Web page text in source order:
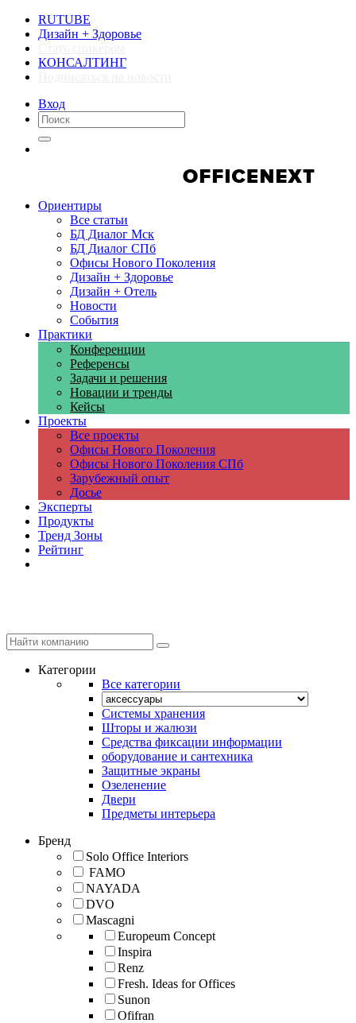
RUTUBE
Дизайн + Здоровье
КОНСАЛТИНГ
Вход
Ориентиры
Все статьи
БД Диалог Мск
БД Диалог СПб
Офисы Нового Поколения
Дизайн + Здоровье
Дизайн + Отель
Новости
События
Практики
Конференции
Референсы
Задачи и решения
Новации и тренды
Кейсы
Проекты
Все проекты
Офисы Нового Поколения
Офисы Нового Поколения СПб
Зарубежный опыт
Досье
Эксперты
Продукты
Тренд Зоны
Рейтинг
Категории
Все категории
Cистемы хранения
Шторы и жалюзи
Средства фиксации информации
оборудование и сантехника
Защитные экраны
Озеленение
Двери
Предметы интерьера
Бренд
Solo Office Interiors
FAMO
NAYADA
DVO
Mascagni
Europeum Concept
Inspira
Renz
Fresh. Ideas for Offices
Sunon
Ofifran